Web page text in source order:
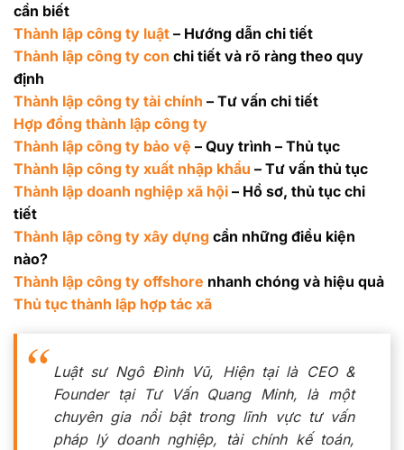
cần biết
Thành lập công ty luật – Hướng dẫn chi tiết
Thành lập công ty con chi tiết và rõ ràng theo quy
định
Thành lập công ty tài chính – Tư vấn chi tiết
Hợp đồng thành lập công ty
Thành lập công ty bảo vệ – Quy trình – Thủ tục
Thành lập công ty xuất nhập khẩu – Tư vấn thủ tục
Thành lập doanh nghiệp xã hội – Hồ sơ, thủ tục chi
tiết
Thành lập công ty xây dựng cần những điều kiện
nào?
Thành lập công ty offshore nhanh chóng và hiệu quả
Thủ tục thành lập hợp tác xã
Luật sư Ngô Đình Vũ, Hiện tại là CEO &
Founder tại Tư Vấn Quang Minh, là một
chuyên gia nổi bật trong lĩnh vực tư vấn
pháp lý doanh nghiệp, tài chính kế toán,